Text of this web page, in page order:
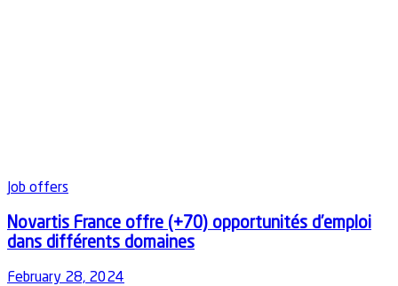
Job offers
Novartis France offre (+70) opportunités d’emploi
dans différents domaines
February 28, 2024